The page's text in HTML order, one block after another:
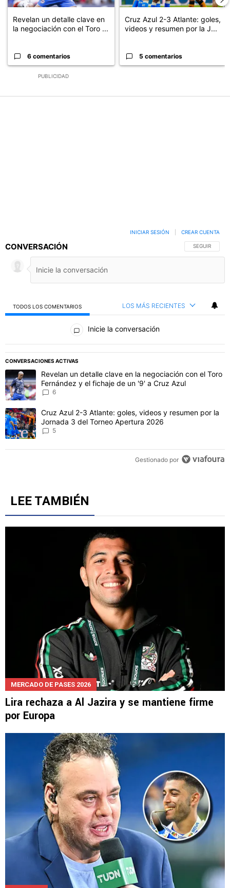
PUBLICIDAD
Revelan un detalle clave en
la negociación con el Toro ...
6 comentarios
Cruz Azul 2-3 Atlante: goles,
videos y resumen por la J...
5 comentarios
CONVERSACIÓN SIGA ESTA
SEGUIR
INICIAR SESIÓN CREAR CUENTA
TODOS LOS COMENTARIOS LOS MÁS RECIENTES
Todos los comentarios
Inicie la conversación
CONVERSACIONES ACTIVAS
Este listado muestra los artículos con más comentarios en los
Un artículo de tendencia con el título "Revelan un detalle clave
Revelan un detalle clave en la negociación con el Toro
Fernández y el fichaje de un '9' a Cruz Azul
Un artículo de tendencia con el título "Cruz Azul 2-3 Atlante:
Cruz Azul 2-3 Atlante: goles, videos y resumen por la
LEE TAMBIÉN
Lira rechaza a Al Jazira y se mantiene firme
por Europa